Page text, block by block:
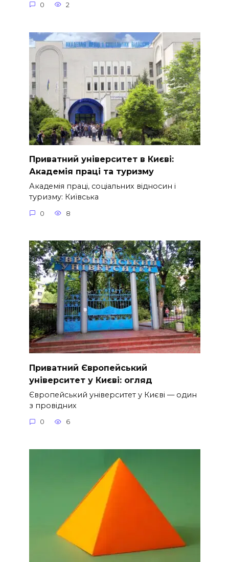
0 2
Приватний університет в Києві:
Академія праці та туризму
Академія праці, соціальних відносин і
туризму: Київська
0 8
Приватний Європейський
університет у Києві: огляд
Європейський університет у Києві — один
з провідних
0 6